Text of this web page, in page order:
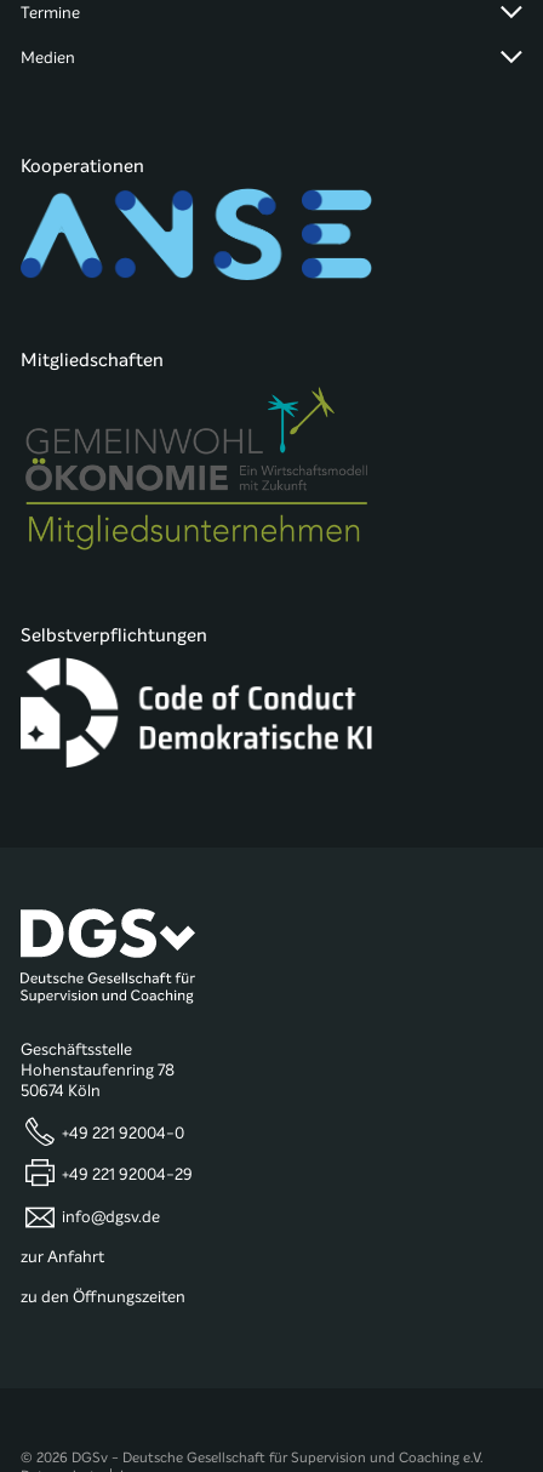
Termine
Medien
Kooperationen
Mitgliedschaften
Selbstverpflichtungen
Geschäftsstelle
Hohenstaufenring 78
50674 Köln
+49 221 92004-0
+49 221 92004-29
info@dgsv.de
zur Anfahrt
zu den Öffnungszeiten
© 2026 DGSv - Deutsche Gesellschaft für Supervision und Coaching e.V.